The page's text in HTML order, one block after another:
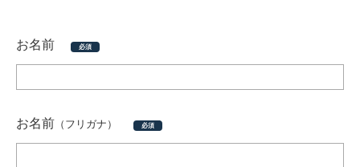
お名前 必須
お名前 （フリガナ） 必須